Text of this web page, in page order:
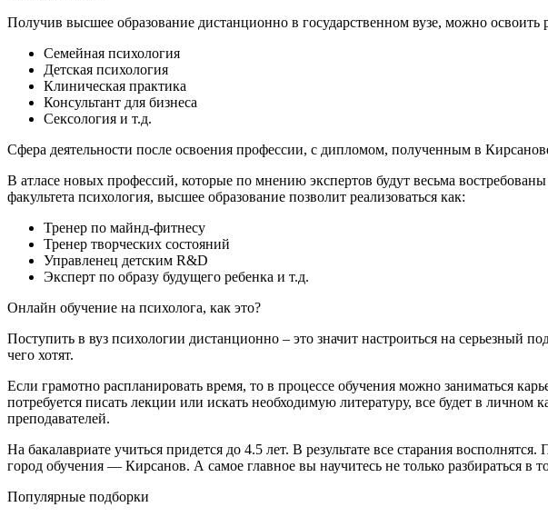
Получив высшее образование дистанционно в государственном вузе, можно освоить
Семейная психология
Детская психология
Клиническая практика
Консультант для бизнеса
Сексология и т.д.
Сфера деятельности после освоения профессии, с дипломом, полученным в
В атласе новых профессий, которые по мнению экспертов будут весьма
факультета психология, высшее образование позволит реализоваться как:
Тренер по майнд-фитнесу
Тренер творческих состояний
Управленец детским R&D
Эксперт по образу будущего ребенка и т.д.
Онлайн обучение на психолога, как это?
Поступить в вуз психологии дистанционно – это значит настроиться на серьезный
чего хотят.
Если грамотно распланировать время, то в процессе обучения можно заниматься
потребуется писать лекции или искать необходимую литературу, все будет в
преподавателей.
На бакалавриате учиться придется до 4.5 лет. В результате все старания
город обучения — Кирсанов. А самое главное вы научитесь не только разбираться в
Популярные подборки